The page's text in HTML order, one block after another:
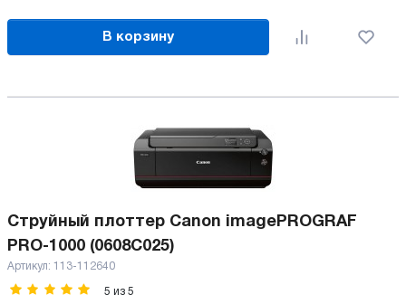
В корзину
Струйный плоттер Canon imagePROGRAF
PRO-1000 (0608C025)
Артикул: 113-112640
5 из 5